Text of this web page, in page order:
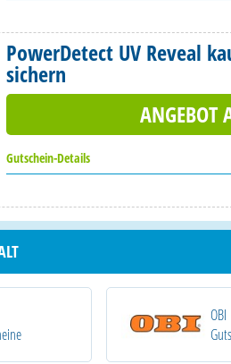
PowerDetect UV Reveal
sichern
ANGEBOT
Gutschein-Details
OBI